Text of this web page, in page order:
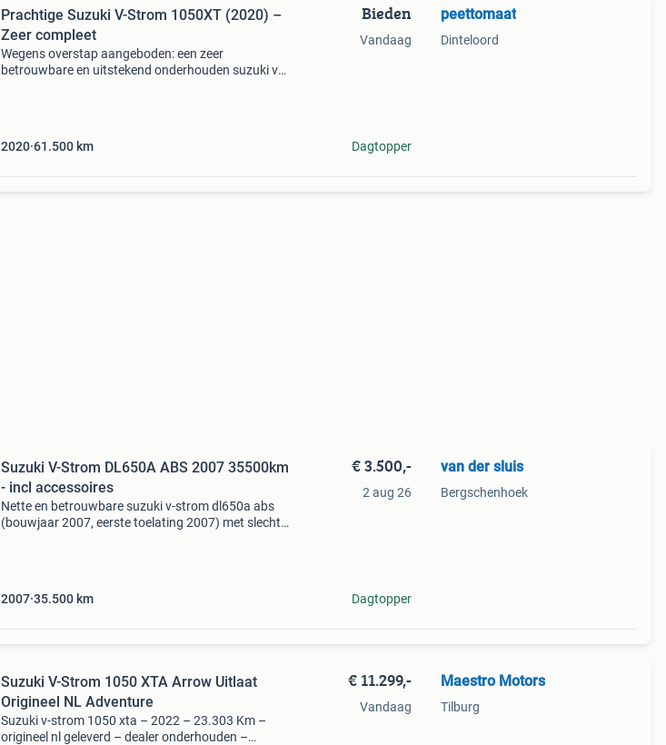
Prachtige Suzuki V-Strom 1050XT (2020) –
Zeer compleet
Wegens overstap aangeboden: een zeer
betrouwbare en uitstekend onderhouden suzuki v-
2020 61.500 km
Bieden
Vandaag
Dagtopper
peettomaat
Dinteloord
Suzuki V-Strom DL650A ABS 2007 35500km
- incl accessoires
Nette en betrouwbare suzuki v-strom dl650a abs
(bouwjaar 2007, eerste toelating 2007) met slechts
2007 35.500 km
€ 3.500,-
2 aug 26
Dagtopper
van der sluis
Bergschenhoek
Suzuki V-Strom 1050 XTA Arrow Uitlaat
Origineel NL Adventure
Suzuki v-strom 1050 xta – 2022 – 23.303 Km –
origineel nl geleverd – dealer onderhouden –
€ 11.299,-
Vandaag
Maestro Motors
Tilburg